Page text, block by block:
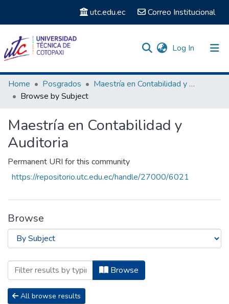
utc.edu.ec Correo Institucional
Log In (current)
Communities & Collections
Home Posgrados
Maestría en Contabilidad y Auditoria
Browse by Subject
Maestría en Contabilidad y
Auditoria
Permanent URI for this community
https://repositorio.utc.edu.ec/handle/27000/6021
Browse
Browsing Maestría en Contabilidad y
Browse
All browse results